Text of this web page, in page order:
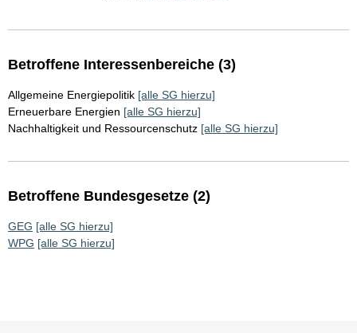
Betroffene Interessenbereiche (3)
Allgemeine Energiepolitik [alle SG hierzu]
Erneuerbare Energien [alle SG hierzu]
Nachhaltigkeit und Ressourcenschutz [alle SG hierzu]
Betroffene Bundesgesetze (2)
GEG [alle SG hierzu]
WPG [alle SG hierzu]